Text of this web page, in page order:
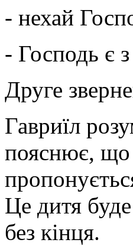
- нехай
- Господь є
Друге
Гавриїл
пояснює, що
Це дитя
без кінця.